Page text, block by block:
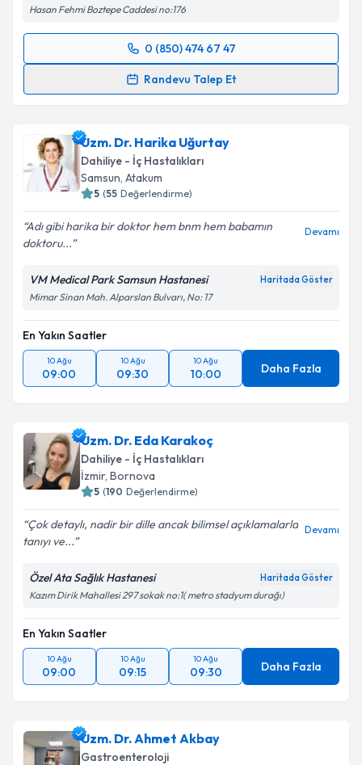
Hasan Fehmi Boztepe Caddesi no:176
0 (850) 474 67 47
Randevu Talep Et
Randevu Takvimi Talebi
takvim hazırlandığında e-posta ile bilgilendireceğiz.
E-posta Adresiniz
kapsamda işlenmesini kabul ediyorum.
Uzm. Dr. Harika Uğurtay
Dahiliye - İç Hastalıkları
Samsun, Atakum
5 (55 Değerlendirme)
Adı gibi harika bir doktor hem bnm hem babamın
doktoru...
Devamı
VM Medical Park Samsun Hastanesi Haritada Göster
Mimar Sinan Mah. Alparslan Bulvarı, No: 17
En Yakın Saatler
10 Ağu
09:00
10 Ağu
09:30
10 Ağu
10:00 Daha Fazla
Uzm. Dr. Eda Karakoç
Dahiliye - İç Hastalıkları
İzmir, Bornova
5 (190 Değerlendirme)
Çok detaylı, nadir bir dille ancak bilimsel açıklamalarla
tanıyı ve...
Devamı
Özel Ata Sağlık Hastanesi Haritada Göster
Kazım Dirik Mahallesi 297 sokak no:1( metro stadyum durağı)
En Yakın Saatler
10 Ağu
09:00
10 Ağu
09:15
10 Ağu
09:30 Daha Fazla
Uzm. Dr. Ahmet Akbay
Gastroenteroloji